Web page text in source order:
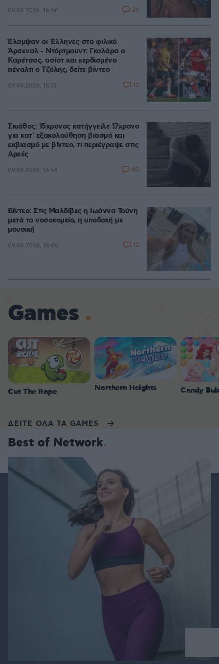
09.08.2026, 15:57 26
Έλαμψαν οι Έλληνες στο φιλικό
Άρσεναλ - Ντόρτμουντ: Γκολάρα ο
Καρέτσας, ασίστ και κερδισμένο
πέναλτι ο Τζόλης, δείτε βίντεο
09.08.2026, 18:13 13
Σκιάθος: 15χρονος κατήγγειλε 17χρονο
για κατ' εξακολούθηση βιασμό και
εκβιασμό με βίντεο, τι περιέγραψε στις
Αρχές
09.08.2026, 16:54 40
Βίντεο: Στις Μαλδίβες η Ιωάννα Τούνη
μετά το νοσοκομείο, η υποδοχή με
μουσική
09.08.2026, 18:00 12
Games
Cut The Rope Northern Heights Candy
ΔΕΙΤΕ ΟΛΑ ΤΑ GAMES
Best of Network